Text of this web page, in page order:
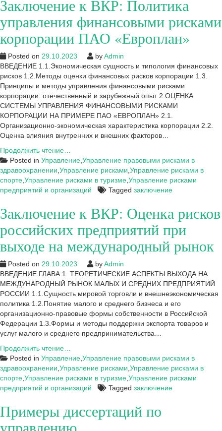
рисков
организации
Заключение к ВКР: Политика
управления финансовыми рисками
корпорации ПАО «Европлан»
Posted on 29.10.2023 byAdmin
ВВЕДЕНИЕ 1.1.Экономическая сущность и типология финансовых
рисков 1.2.Методы оценки финансовых рисков корпорации 1.3.
Принципы и методы управления финансовыми рисками
корпорации: отечественный и зарубежный опыт 2.ОЦЕНКА
СИСТЕМЫ УПРАВЛЕНИЯ ФИНАНСОВЫМИ РИСКАМИ
КОРПОРАЦИИ НА ПРИМЕРЕ ПАО «ЕВРОПЛАН» 2.1.
Организационно-экономическая характеристика корпорации 2.2.
Оценка влияния внутренних и внешних факторов…
Продолжить чтение…
к
ВКР:
Политика
управления
рисками
корпорации
ПАО
«Европлан»
Posted in Управление Управление правовыми рисками в
здравоохранении Управление рисками Управление рисками в
спорте Управление рисками в туризме Управление рисками
предприятий и организаций
Tagged заключение
Заключение к ВКР: Оценка рисков
российских предприятий при
выходе на международный рынок
Posted on 29.10.2023 byAdmin
ВВЕДЕНИЕ ГЛАВА 1. ТЕОРЕТИЧЕСКИЕ АСПЕКТЫ ВЫХОДА НА
МЕЖДУНАРОДНЫЙ РЫНОК МАЛЫХ И СРЕДНИХ ПРЕДПРИЯТИЙ
РОССИИ 1.1.Сущность мировой торговли и внешнеэкономическая
политика 1.2.Понятие малого и среднего бизнеса и его
организационно-правовые формы собственности в Российской
Федерации 1.3.Формы и методы поддержки экспорта товаров и
услуг малого и среднего предпринимательства…
Продолжить чтение…
к
ВКР:
Оценка
рисков
при
выходе
Posted in Управление Управление правовыми рисками в
здравоохранении Управление рисками Управление рисками в
спорте Управление рисками в туризме Управление рисками
предприятий и организаций
Tagged заключение
Примеры диссертаций по
управлению